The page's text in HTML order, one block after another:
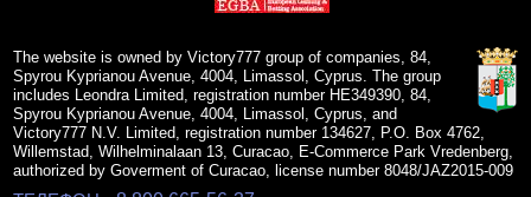
The website is owned by Victory777 group of companies, 84,
Spyrou Kyprianou Avenue, 4004, Limassol, Cyprus. The group
includes Leondra Limited, registration number HE349390, 84,
Spyrou Kyprianou Avenue, 4004, Limassol, Cyprus, and
Victory777 N.V. Limited, registration number 134627, P.O. Box 4762,
Willemstad, Wilhelminalaan 13, Curacao, E-Commerce Park Vredenberg,
authorized by Goverment of Curacao, license number 8048/JAZ2015-009